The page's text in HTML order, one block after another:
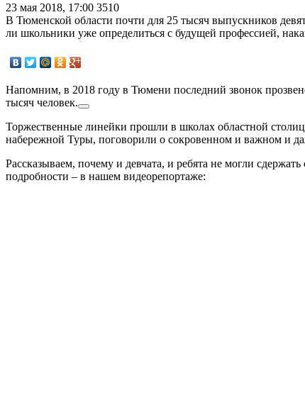
23 мая 2018, 17:00 3510
В Тюменской области почти для 25 тысяч выпускников
ли школьники уже определиться с будущей профессией,
Напомним, в 2018 году в Тюмени последний звонок
тысяч человек.
Торжественные линейки прошли в школах областной
набережной Туры, поговорили о сокровенном и важном и
Рассказываем, почему и девчата, и ребята не могли
подробности – в нашем видеорепортаже: